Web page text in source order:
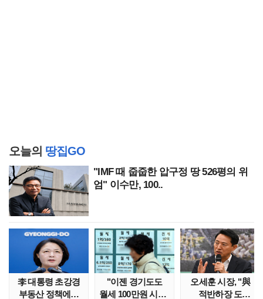
오늘의 땅집GO
"IMF 때 줍줍한 압구정 땅 526평의 위
엄" 이수만, 100..
李 대통령 초강경
부동산 정책에…
"이젠 경기도도
월세 100만원 시대"
오세훈 시장, "與
적반하장 도